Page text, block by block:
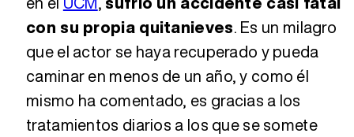
con su propia quitanieves. Es un milagro
que el actor se haya recuperado y pueda
caminar en menos de un año, y como él
mismo ha comentado, es gracias a los
tratamientos diarios a los que se somete